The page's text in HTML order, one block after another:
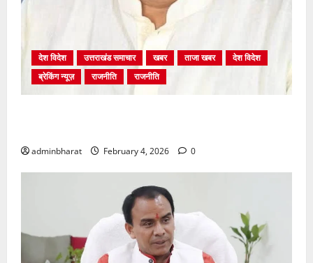
देश विदेश उत्तराखंड समाचार खबर ताजा खबर
देश विदेश
ब्रेकिंग न्यूज़
राजनीति राजनीति
adminbharat February 4, 2026 0